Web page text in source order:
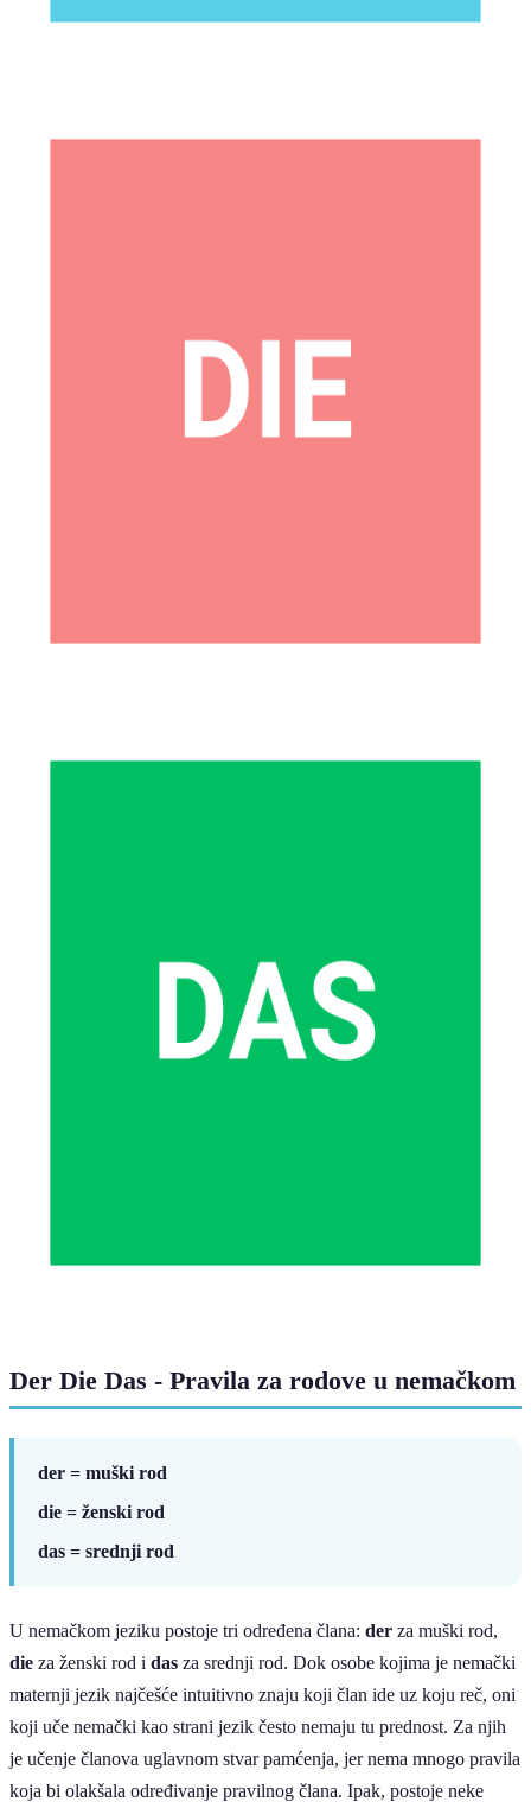
Der Die Das - Pravila za rodove u nemačkom
der = muški rod
die = ženski rod
das = srednji rod
U nemačkom jeziku postoje tri određena člana: der za muški rod,
die za ženski rod i das za srednji rod. Dok osobe kojima je nemački
maternji jezik najčešće intuitivno znaju koji član ide uz koju reč, oni
koji uče nemački kao strani jezik često nemaju tu prednost. Za njih
je učenje članova uglavnom stvar pamćenja, jer nema mnogo pravila
koja bi olakšala određivanje pravilnog člana. Ipak, postoje neke